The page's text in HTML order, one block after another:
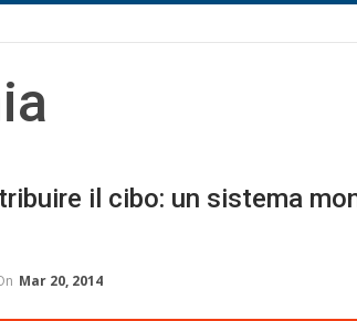
il cibo: un sistema
Mar 20, 2014